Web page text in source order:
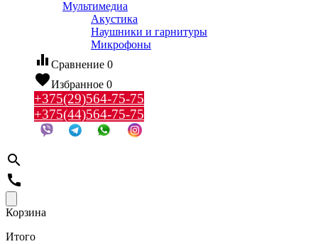
Мультимедиа
Акустика
Наушники и гарнитуры
Микрофоны
equalizer Сравнение 0
favoriteИзбранное 0
+375(29)564-75-75
+375(44)564-75-75
search
call
Корзина
Итого